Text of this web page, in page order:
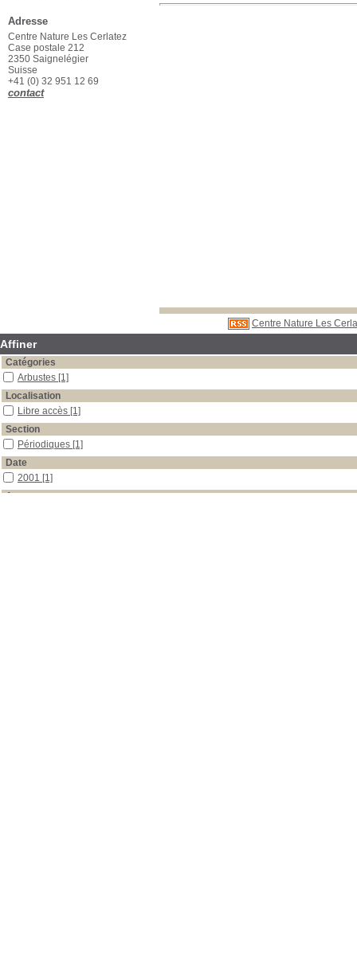
Centre Nature Les
Adresse
Centre Nature Les Cerlatez
Case postale 212
2350 Saignelégier
Suisse
+41 (0) 32 951 12 69
contact
Affiner
Catégories
Arbustes [1]
Localisation
Libre accès [1]
Section
Périodiques [1]
Date
2001 [1]
Auteur